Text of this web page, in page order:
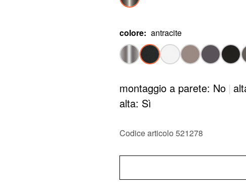
colore: antracite
montaggio a parete: No |
alta: Sì
Codice articolo 521278